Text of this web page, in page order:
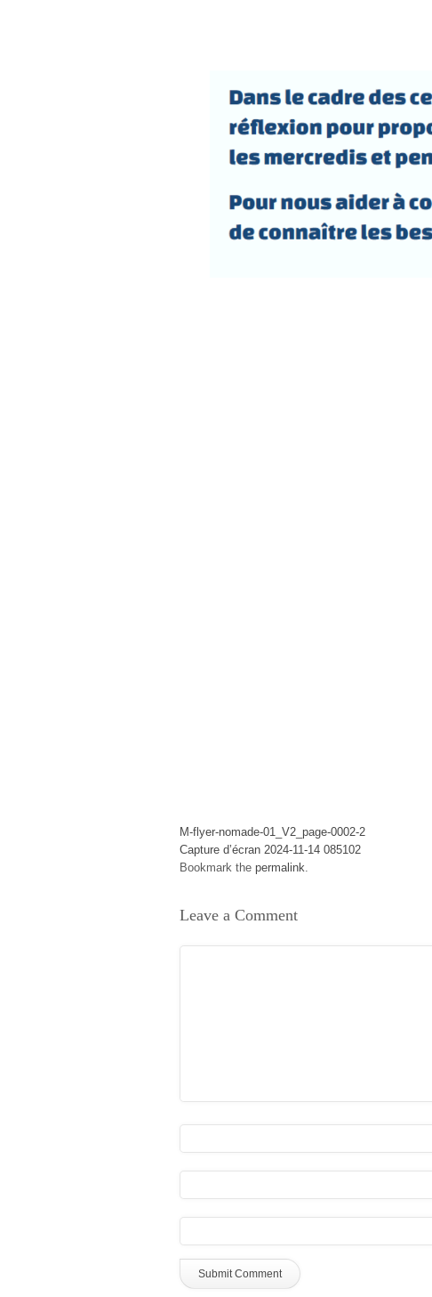
M-flyer-nomade-01_V2_page-0002-2
Capture d’écran 2024-11-14 085102
Bookmark the permalink
Leave a Comment